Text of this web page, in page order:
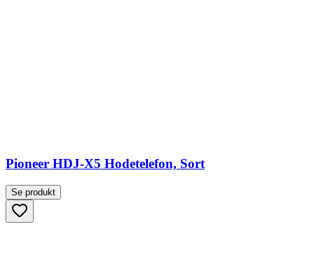
Pioneer HDJ-X5 Hodetelefon, Sort
Se produkt